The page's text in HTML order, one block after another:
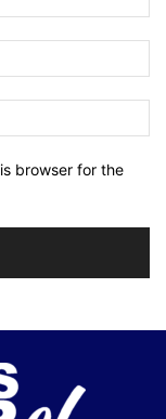
browser for the